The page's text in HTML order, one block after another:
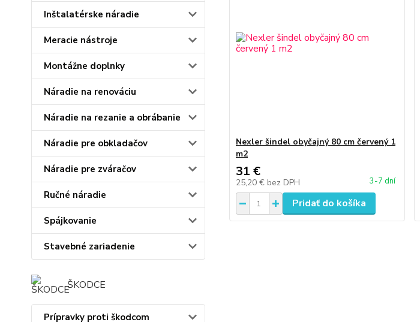
Inštalatérske náradie
Meracie nástroje
Montážne doplnky
Náradie na renováciu
Náradie na rezanie a obrábanie
Náradie pre obkladačov
Náradie pre zváračov
Ručné náradie
Spájkovanie
Stavebné zariadenie
ŠKODCE
Prípravky proti škodcom
Nexler šindel obyčajný 80 cm červený 1
m2
31 €
25,20 € bez DPH 3-7 dní
Pridať do košíka